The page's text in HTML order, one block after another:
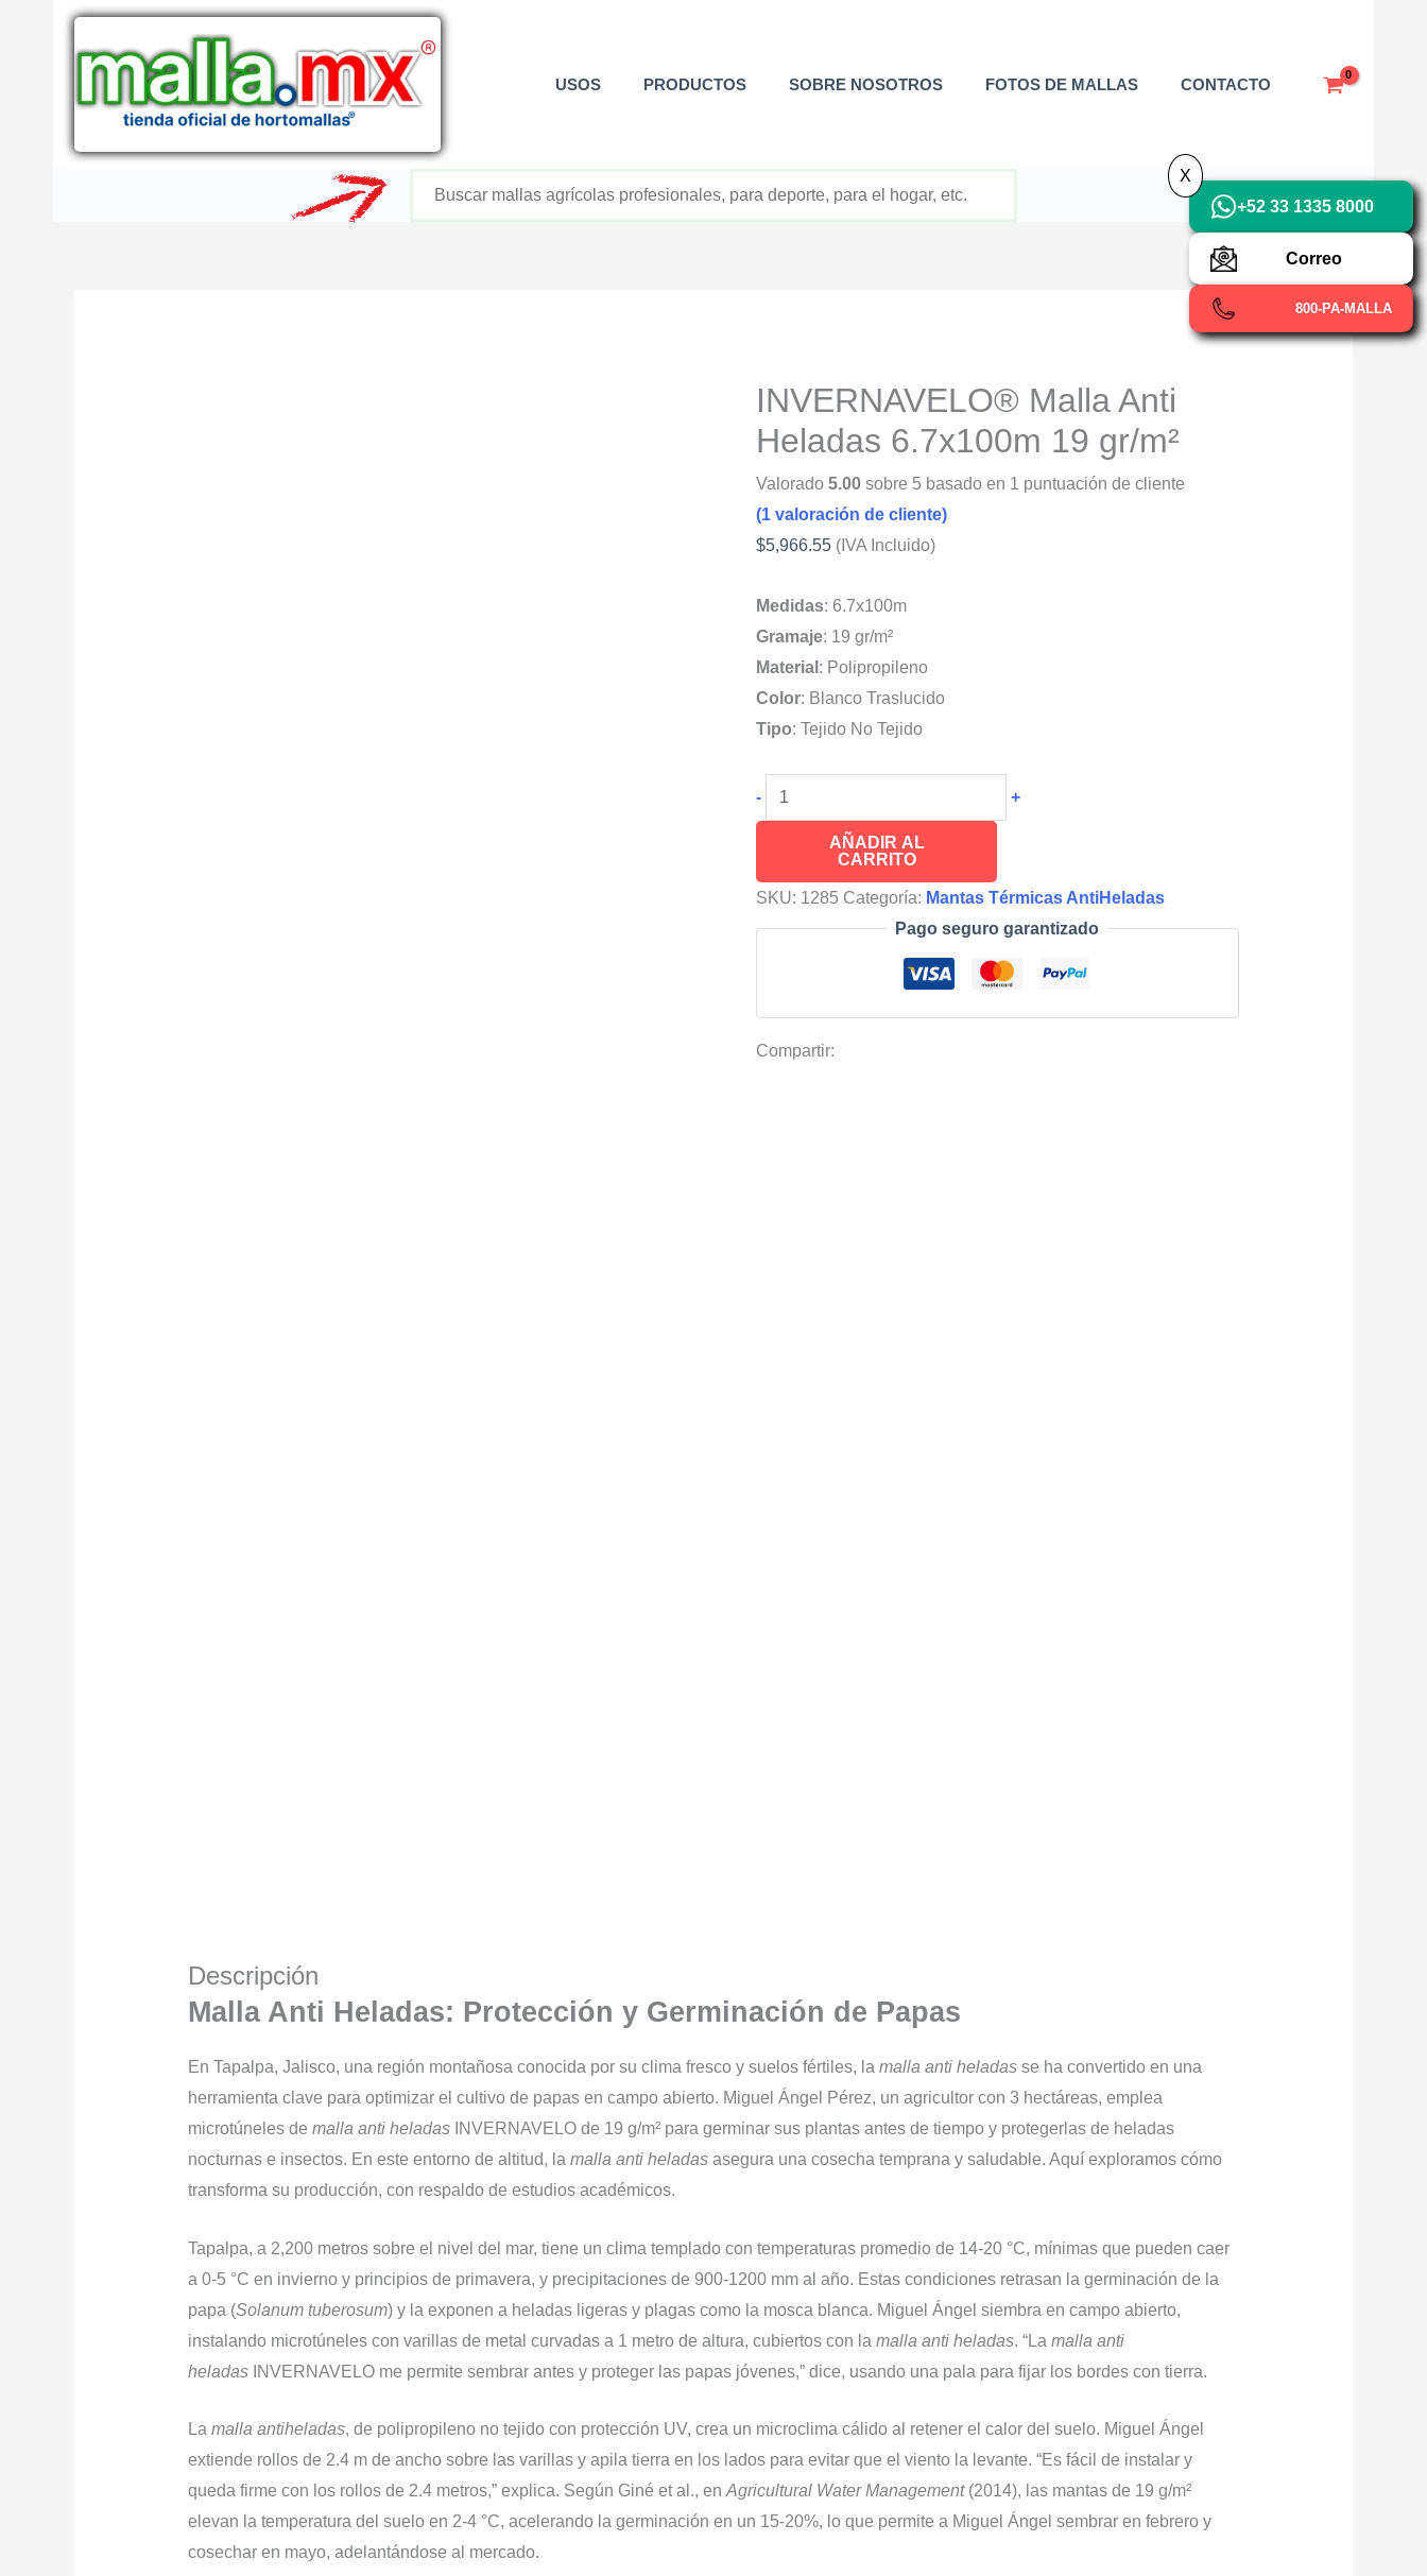
contenido
USOS PRODUCTOS SOBRE NOSOTROS FOTOS DE MALLAS CONTACTO
INVERNAVELO® Malla Anti
Heladas 6.7x100m 19 gr/m²
Valorado 5.00sobre 5 basado en 1 puntuación de cliente
(1valoración de cliente)
$5,966.55 (IVA Incluido)
Medidas: 6.7x100m
Gramaje: 19 gr/m²
Material : Polipropileno
Color: Blanco Traslucido
Tipo: Tejido No Tejido
-
INVERNAVELO®
Malla
Heladas
+
AÑADIR AL
CARRITO
SKU: 1285 Categoría: Mantas Térmicas AntiHeladas
Pago seguro garantizado
Compartir:
Descripción
Malla Anti Heladas: Protección y Germinación de Papas
En Tapalpa, Jalisco, una región montañosa conocida por su clima fresco y suelos fértiles, la malla anti heladasse ha convertido en una
herramienta clave para optimizar el cultivo de papas en campo abierto. Miguel Ángel Pérez, un agricultor con 3 hectáreas, emplea
microtúneles de malla anti heladasINVERNAVELO de 19 g/m² para germinar sus plantas antes de tiempo y protegerlas de heladas
nocturnas e insectos. En este entorno de altitud, la malla anti heladasasegura una cosecha temprana y saludable. Aquí exploramos cómo
transforma su producción, con respaldo de estudios académicos.
Tapalpa, a 2,200 metros sobre el nivel del mar, tiene un clima templado con temperaturas promedio de 14-20 °C, mínimas que pueden caer
a 0-5 °C en invierno y principios de primavera, y precipitaciones de 900-1200 mm al año. Estas condiciones retrasan la germinación de la
papa (Solanum tuberosum) y la exponen a heladas ligeras y plagas como la mosca blanca. Miguel Ángel siembra en campo abierto,
instalando microtúneles con varillas de metal curvadas a 1 metro de altura, cubiertos con la malla anti heladas. “La malla anti
heladasINVERNAVELO me permite sembrar antes y proteger las papas jóvenes,” dice, usando una pala para fijar los bordes con tierra.
La malla antiheladas, de polipropileno no tejido con protección UV, crea un microclima cálido al retener el calor del suelo. Miguel Ángel
extiende rollos de 2.4 m de ancho sobre las varillas y apila tierra en los lados para evitar que el viento la levante. “Es fácil de instalar y
queda firme con los rollos de 2.4 metros,” explica. Según Giné et al., enAgricultural Water Management(2014), las mantas de 19 g/m²
elevan la temperatura del suelo en 2-4 °C, acelerando la germinación en un 15-20%, lo que permite a Miguel Ángel sembrar en febrero y
cosechar en mayo, adelantándose al mercado.
+52 33 1335 8000
Correo
800-PA-MALLA
X